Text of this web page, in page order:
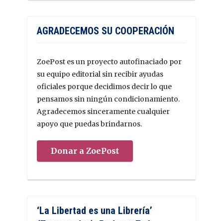
AGRADECEMOS SU COOPERACIÓN
ZoePost es un proyecto autofinaciado por
su equipo editorial sin recibir ayudas
oficiales porque decidimos decir lo que
pensamos sin ningún condicionamiento.
Agradecemos sinceramente cualquier
apoyo que puedas brindarnos.
Donar a ZoePost
‘La Libertad es una Librería’